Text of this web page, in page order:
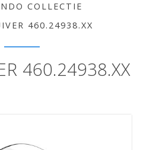
COLLECTIE
460.24938.XX
460.24938.XX